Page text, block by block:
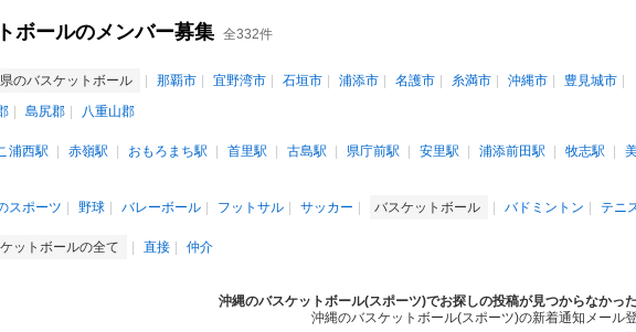
ボールのメンバー募集 全332件
のバスケットボール 那覇市 宜野湾市 石垣市 浦添市 名護市 糸満市 沖縄市 豊見城市
島尻郡 八重山郡
浦西駅 赤嶺駅 おもろまち駅 首里駅 古島駅 県庁前駅 安里駅 浦添前田駅 牧志駅
スポーツ 野球 バレーボール フットサル サッカー バスケットボール バドミントン テニ
ットボールの全て 直接 仲介
沖縄のバスケットボール(スポーツ)でお探しの投稿が見つからなかっ
沖縄のバスケットボール(スポーツ)の新着通知メール